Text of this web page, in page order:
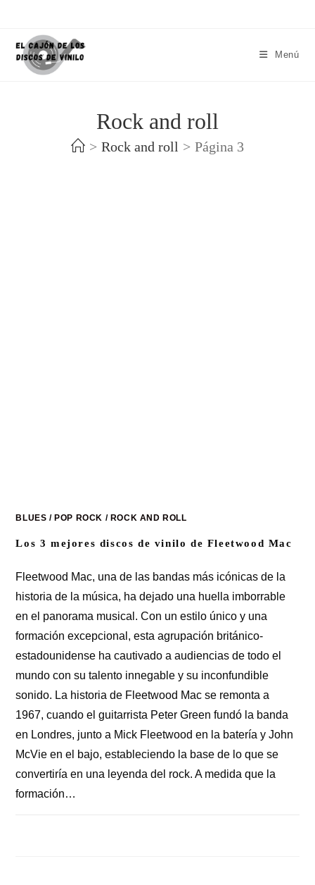
Menú
Rock and roll
> Rock and roll > Página 3
BLUES / POP ROCK / ROCK AND ROLL
Los 3 mejores discos de vinilo de Fleetwood Mac
Fleetwood Mac, una de las bandas más icónicas de la
historia de la música, ha dejado una huella imborrable
en el panorama musical. Con un estilo único y una
formación excepcional, esta agrupación británico-
estadounidense ha cautivado a audiencias de todo el
mundo con su talento innegable y su inconfundible
sonido. La historia de Fleetwood Mac se remonta a
1967, cuando el guitarrista Peter Green fundó la banda
en Londres, junto a Mick Fleetwood en la batería y John
McVie en el bajo, estableciendo la base de lo que se
convertiría en una leyenda del rock. A medida que la
formación…